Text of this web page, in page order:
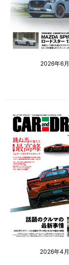
2026年6
2026年4